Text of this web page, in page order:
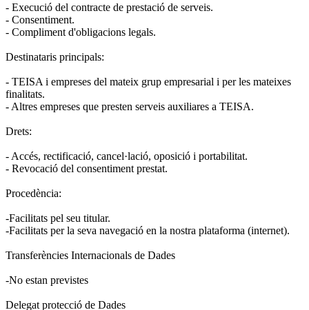
- Execució del contracte de prestació de serveis.
- Consentiment.
- Compliment d'obligacions legals.
Destinataris principals:
- TEISA i empreses del mateix grup empresarial i per les mateixes
finalitats.
- Altres empreses que presten serveis auxiliares a TEISA.
Drets:
- Accés, rectificació, cancel·lació, oposició i portabilitat.
- Revocació del consentiment prestat.
Procedència:
-Facilitats pel seu titular.
-Facilitats per la seva navegació en la nostra plataforma (internet).
Transferències Internacionals de Dades
-No estan previstes
Delegat protecció de Dades